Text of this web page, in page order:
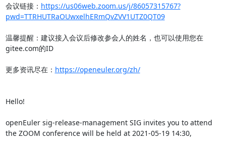
会议链接： https://us06web.zoom.us/j/86057315767?
pwd=TTRHUTRaOUwxelhERmQvZVV1UTZ0QT09
温馨提醒：建议接入会议后修改参会人的姓名，也可以使用您在
gitee.com的ID
更多资讯尽在： https://openeuler.org/zh/
Hello!
openEuler sig-release-management SIG invites you to attend
the ZOOM conference will be held at 2021-05-19 14:30,